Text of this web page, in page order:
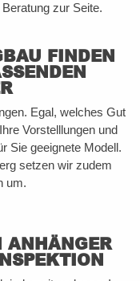
zur Seite.
FINDEN
Egal, welches Gut
Vorstelllungen und
Sie geeignete Modell.
setzen wir zudem
um.
ANHÄNGER